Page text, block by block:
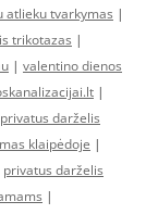
atlieku tvarkymas |
trikotazas |
| valentino dienos
|
privatus darželis
klaipėdoje |
privatus darželis
|